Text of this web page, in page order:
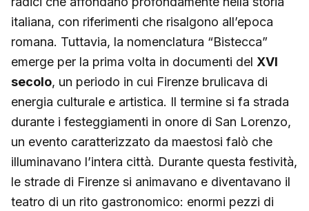
italiana, con riferimenti che risalgono all’epoca
romana. Tuttavia, la nomenclatura “Bistecca”
emerge per la prima volta in documenti del XVI
secolo, un periodo in cui Firenze brulicava di
energia culturale e artistica. Il termine si fa strada
durante i festeggiamenti in onore di San Lorenzo,
un evento caratterizzato da maestosi falò che
illuminavano l’intera città. Durante questa festività,
le strade di Firenze si animavano e diventavano il
teatro di un rito gastronomico: enormi pezzi di